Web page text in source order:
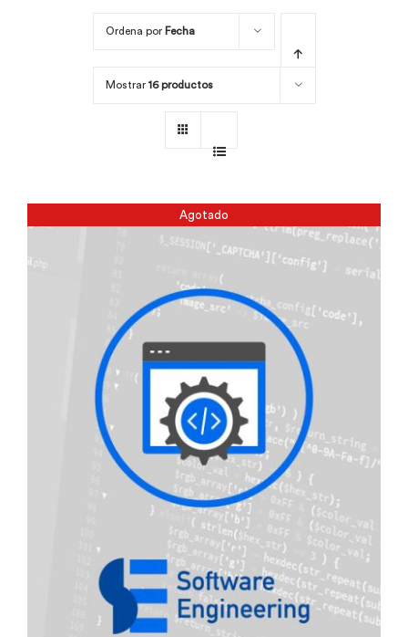
Ordena por Fecha
Mostrar 16 productos
Agotado